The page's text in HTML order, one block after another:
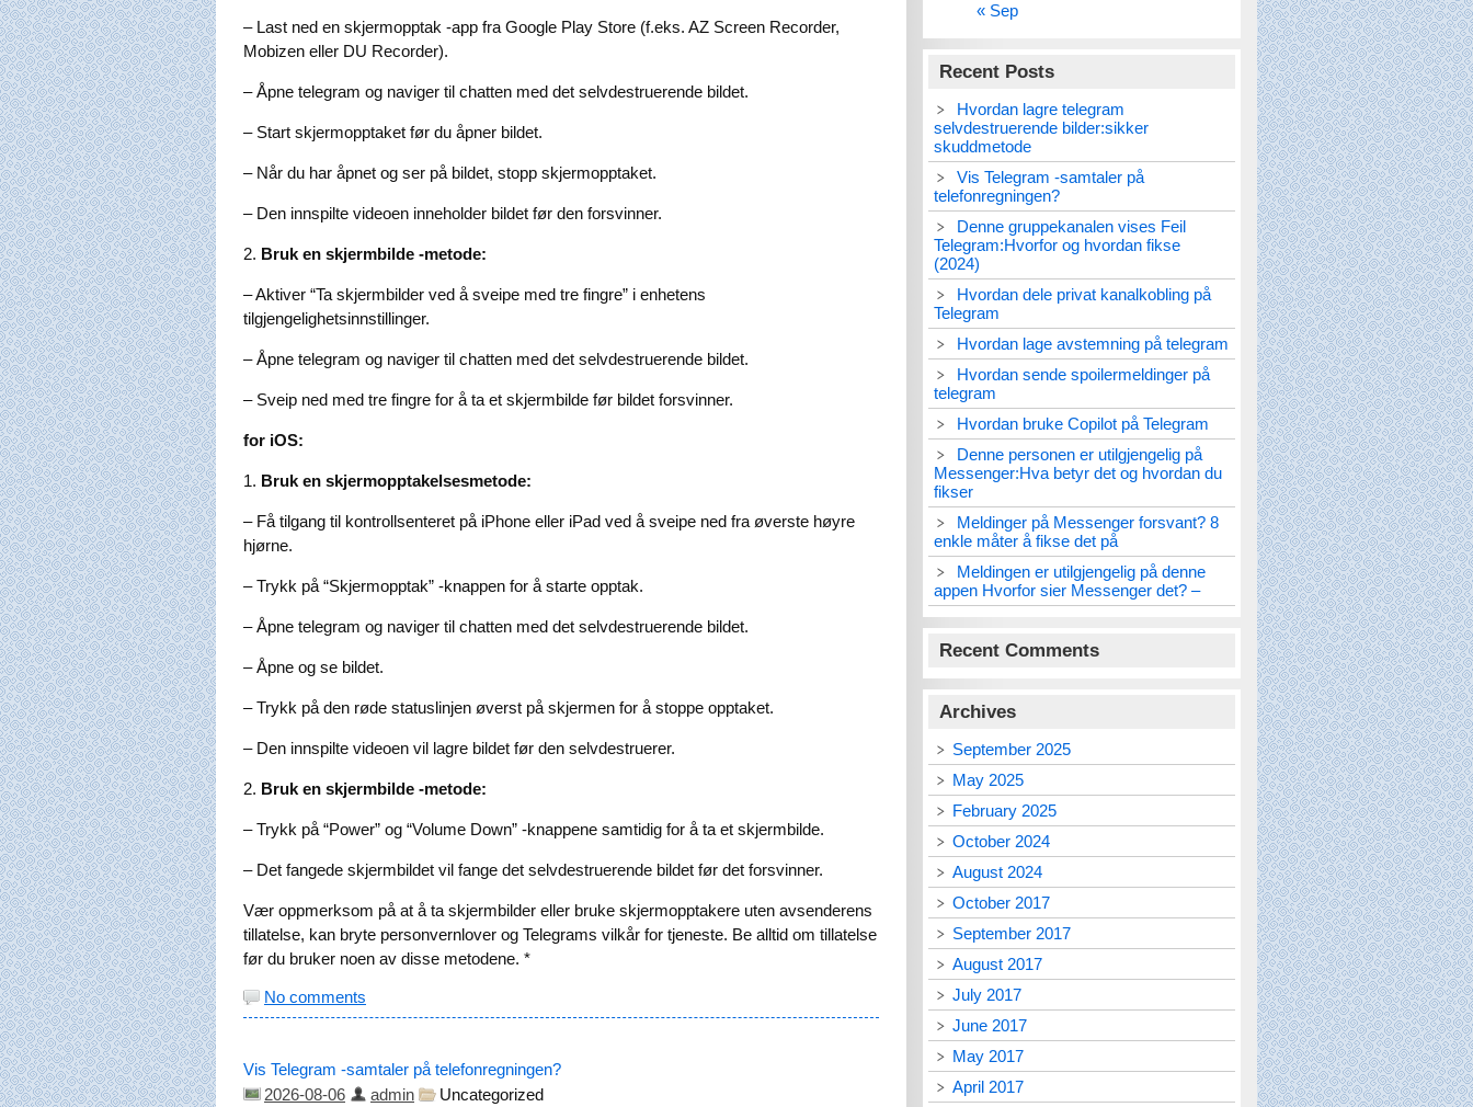
– Last ned en skjermopptak -app fra Google Play Store (f.eks. AZ Screen Recorder,
Mobizen eller DU Recorder).
– Åpne telegram og naviger til chatten med det selvdestruerende bildet.
– Start skjermopptaket før du åpner bildet.
– Når du har åpnet og ser på bildet, stopp skjermopptaket.
– Den innspilte videoen inneholder bildet før den forsvinner.
2. Bruk en skjermbilde -metode:
– Aktiver “Ta skjermbilder ved å sveipe med tre fingre” i enhetens
tilgjengelighetsinnstillinger.
– Åpne telegram og naviger til chatten med det selvdestruerende bildet.
– Sveip ned med tre fingre for å ta et skjermbilde før bildet forsvinner.
for iOS:
1. Bruk en skjermopptakelsesmetode:
– Få tilgang til kontrollsenteret på iPhone eller iPad ved å sveipe ned fra øverste høyre
hjørne.
– Trykk på “Skjermopptak” -knappen for å starte opptak.
– Åpne telegram og naviger til chatten med det selvdestruerende bildet.
– Åpne og se bildet.
– Trykk på den røde statuslinjen øverst på skjermen for å stoppe opptaket.
– Den innspilte videoen vil lagre bildet før den selvdestruerer.
2. Bruk en skjermbilde -metode:
– Trykk på “Power” og “Volume Down” -knappene samtidig for å ta et skjermbilde.
– Det fangede skjermbildet vil fange det selvdestruerende bildet før det forsvinner.
Vær oppmerksom på at å ta skjermbilder eller bruke skjermopptakere uten avsenderens
tillatelse, kan bryte personvernlover og Telegrams vilkår for tjeneste. Be alltid om tillatelse
før du bruker noen av disse metodene. *
No comments
Vis Telegram -samtaler på telefonregningen?
2026-08-06
admin
Uncategorized
« Sep
Recent Posts
Hvordan lagre telegram
selvdestruerende bilder:sikker
skuddmetode
Vis Telegram -samtaler på
telefonregningen?
Denne gruppekanalen vises Feil
Telegram:Hvorfor og hvordan fikse
(2024)
Hvordan dele privat kanalkobling på
Telegram
Hvordan lage avstemning på telegram
Hvordan sende spoilermeldinger på
telegram
Hvordan bruke Copilot på Telegram
Denne personen er utilgjengelig på
Messenger:Hva betyr det og hvordan du
fikser
Meldinger på Messenger forsvant? 8
enkle måter å fikse det på
Meldingen er utilgjengelig på denne
appen Hvorfor sier Messenger det? –
Recent Comments
Archives
September 2025
May 2025
February 2025
October 2024
August 2024
October 2017
September 2017
August 2017
July 2017
June 2017
May 2017
April 2017